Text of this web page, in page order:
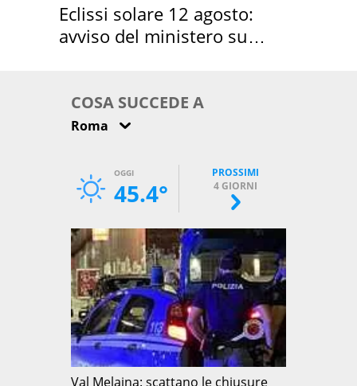
Eclissi solare 12 agosto:
avviso del ministero su